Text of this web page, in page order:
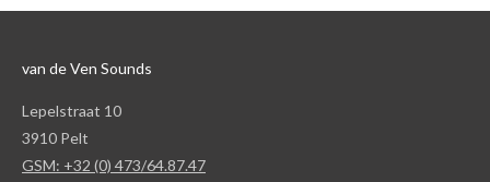
van de Ven Sounds
Lepelstraat 10
3910 Pelt
GSM: +32 (0) 473/64.87.47